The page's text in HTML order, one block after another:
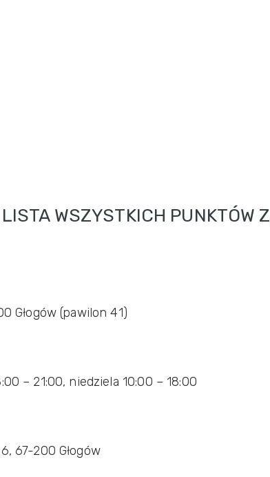
WSZYSTKICH PUNKTÓW Z
Głogów (pawilon 41)
– 21:00, niedziela 10:00 – 18:00
67-200 Głogów